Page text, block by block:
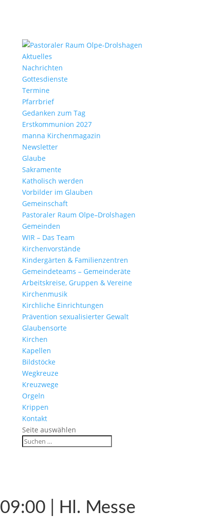
Aktu­elles
Nach­richten
Gottes­dienste
Termine
Pfarr­brief
Gedanken zum Tag
Erst­kom­mu­nion 2027
manna Kirchen­ma­gazin
News­letter
Glaube
Sakra­mente
Katho­lisch werden
Vorbilder im Glauben
Gemein­schaft
Pasto­raler Raum Olpe–Drolshagen
Gemeinden
WIR – Das Team
Kirchen­vor­stände
Kinder­gärten & Familienzentren
Gemein­de­teams – Gemeinderäte
Arbeits­kreise, Gruppen & Vereine
Kirchen­musik
Kirch­liche Einrichtungen
Präven­tion sexua­li­sierter Gewalt
Glau­ben­s­orte
Kirchen
Kapellen
Bild­stöcke
Wegkreuze
Kreuz­wege
Orgeln
Krippen
Kontakt
Seite auswählen
09:00 | Hl. Messe